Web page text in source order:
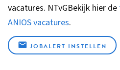
vacatures. NTvGBekijk hier de
ANIOS vacatures.
JOBALERT INSTELLEN